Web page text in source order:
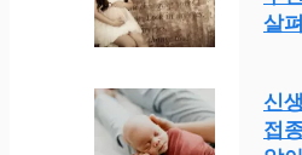
살
신
접